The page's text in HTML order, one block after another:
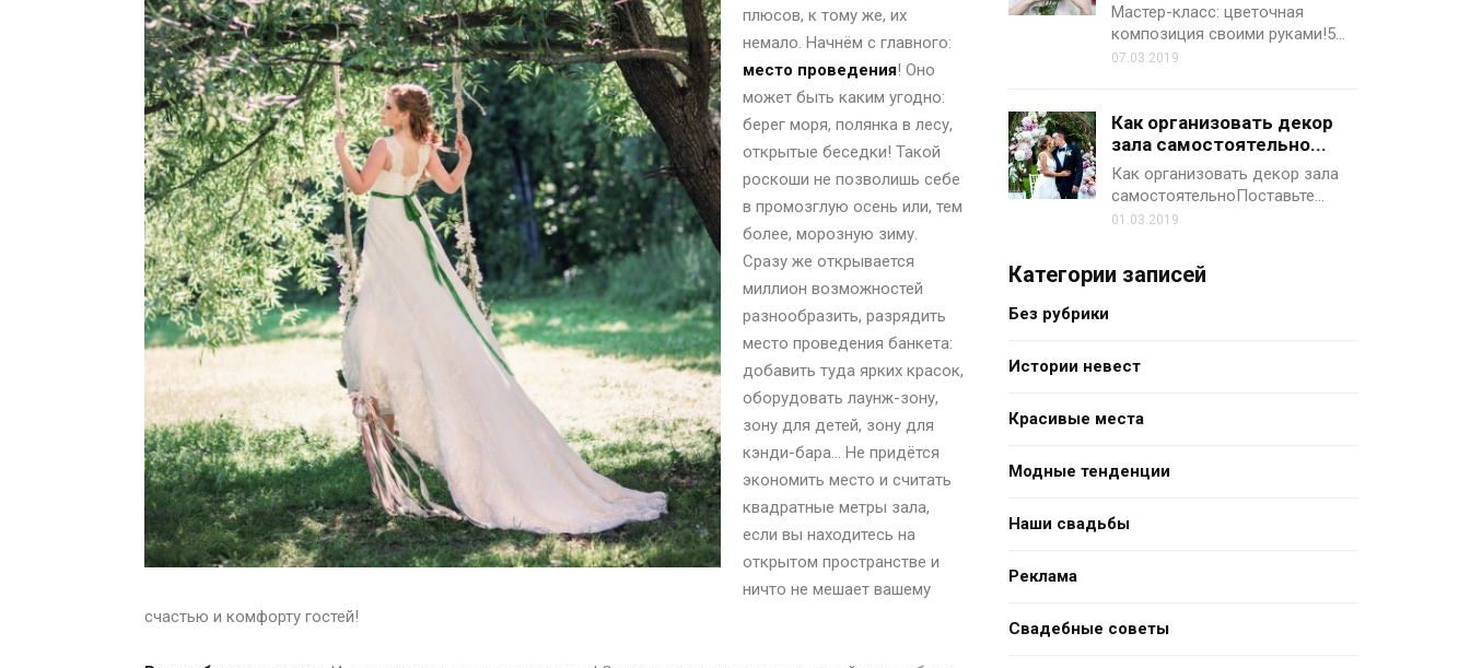
плюсов, к тому же, их
немало. Начнём с главного:
место проведения! Оно
может быть каким угодно:
берег моря, полянка в лесу,
открытые беседки! Такой
роскоши не позволишь себе
в промозглую осень или, тем
более, морозную зиму.
Сразу же открывается
миллион возможностей
разнообразить, разрядить
место проведения банкета:
добавить туда ярких красок,
оборудовать лаунж-зону,
зону для детей, зону для
кэнди-бара… Не придётся
экономить место и считать
квадратные метры зала,
если вы находитесь на
открытом пространстве и
ничто не мешает вашему
счастью и комфорту гостей!
Мастер-класс: цветочная
композиция своими руками!5…
07.03.2019
Как организовать декор
зала самостоятельно...
Как организовать декор зала
самостоятельноПоставьте…
01.03.2019
Категории записей
Без рубрики
Истории невест
Красивые места
Модные тенденции
Наши свадьбы
Реклама
Свадебные советы